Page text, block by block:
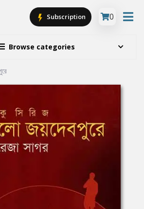
Browse categories
Subscription 0